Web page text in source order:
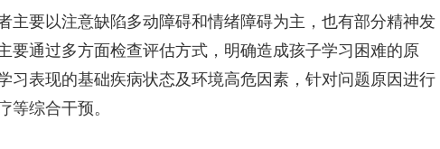
主要以注意缺陷多动障碍和情绪障碍为主，也有部分精神发
要通过多方面检查评估方式，明确造成孩子学习困难的原
习表现的基础疾病状态及环境高危因素，针对问题原因进行
等综合干预。